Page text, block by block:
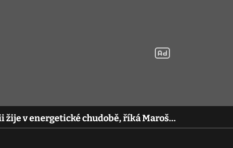
žije v energetické chudobě, říká Maroš…